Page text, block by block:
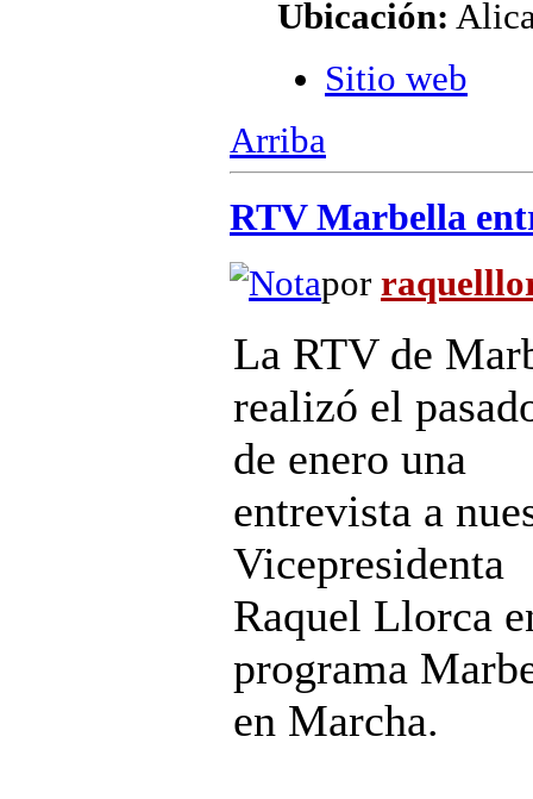
Ubicación:
Sitio web
Arriba
RTV Marbella
por
La RTV de
realizó el
de enero una
entrevista a
Vicepresidenta
Raquel Llorca
programa
en Marcha.